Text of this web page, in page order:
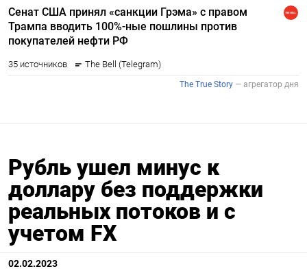
Рубль ушел минус к
доллару без поддержки
реальных потоков и с
учетом FX
02.02.2023